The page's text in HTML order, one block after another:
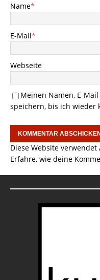
Name*
E-Mail*
Webseite
Meinen Namen, E-
speichern, bis ich wieder
Diese Website
Erfahre, wie deine